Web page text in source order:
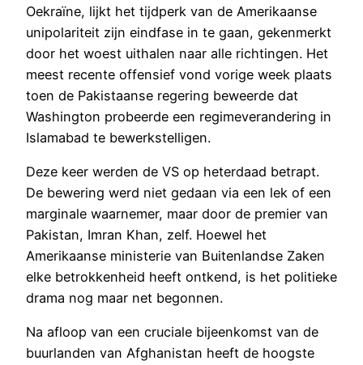
Oekraïne, lijkt het tijdperk van de Amerikaanse
unipolariteit zijn eindfase in te gaan, gekenmerkt
door het woest uithalen naar alle richtingen. Het
meest recente offensief vond vorige week plaats
toen de Pakistaanse regering beweerde dat
Washington probeerde een regimeverandering in
Islamabad te bewerkstelligen.
Deze keer werden de VS op heterdaad betrapt.
De bewering werd niet gedaan via een lek of een
marginale waarnemer, maar door de premier van
Pakistan, Imran Khan, zelf. Hoewel het
Amerikaanse ministerie van Buitenlandse Zaken
elke betrokkenheid heeft ontkend, is het politieke
drama nog maar net begonnen.
Na afloop van een cruciale bijeenkomst van de
buurlanden van Afghanistan heeft de hoogste